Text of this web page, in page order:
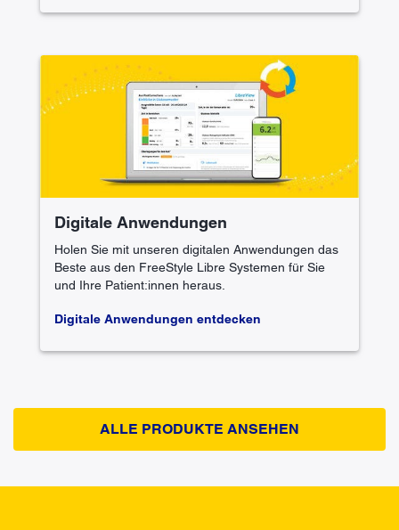
Digitale Anwendungen
Holen Sie mit unseren digitalen Anwendungen das
Beste aus den FreeStyle Libre Systemen für Sie
und Ihre Patient:innen heraus.
Digitale Anwendungen entdecken
ALLE PRODUKTE ANSEHEN